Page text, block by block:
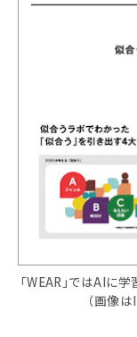
「WEAR」ではAIに
（画像